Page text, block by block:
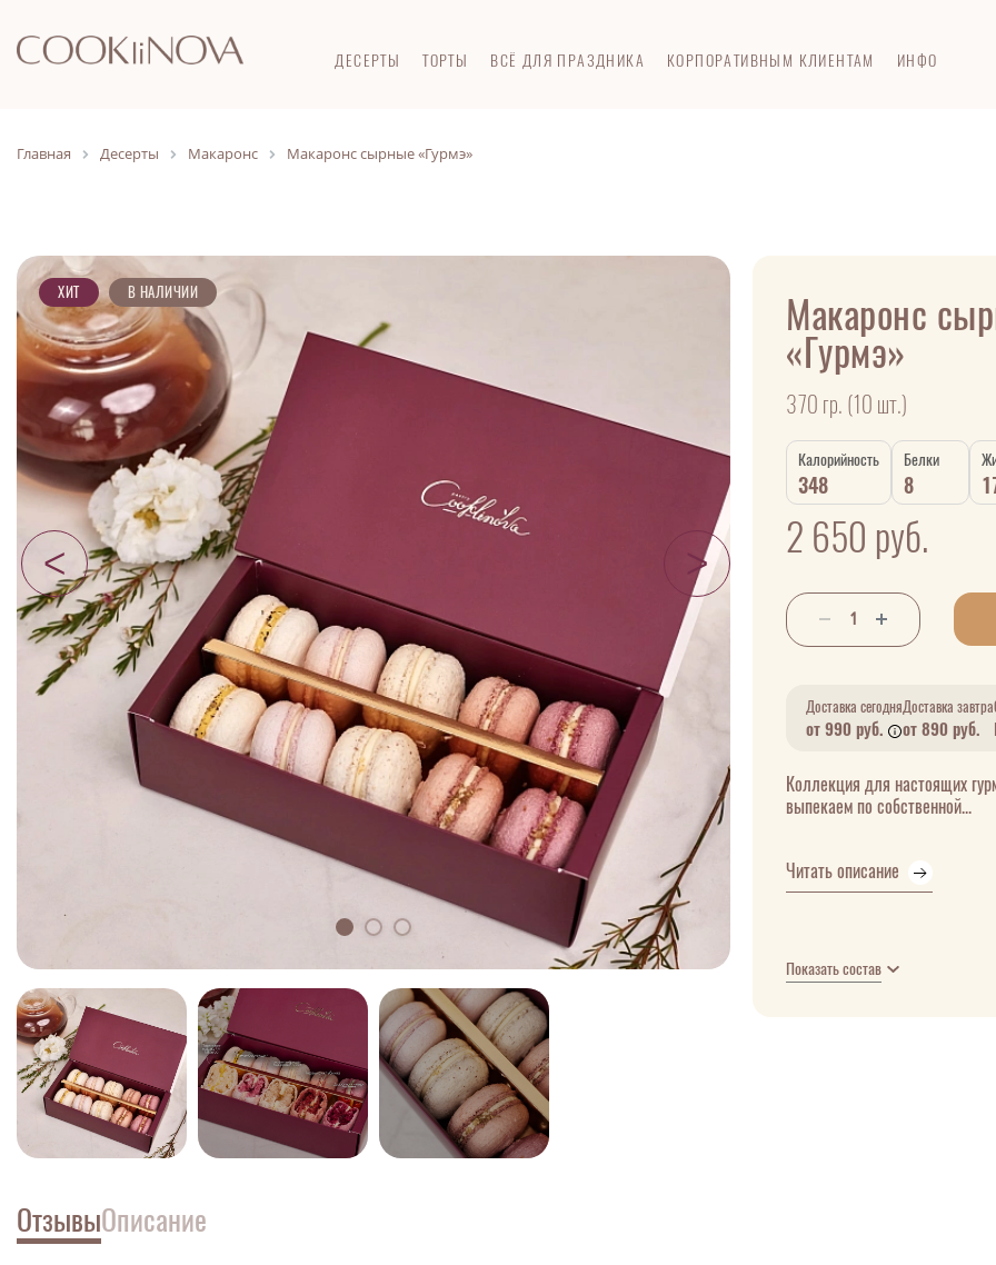
ДЕСЕРТЫ ТОРТЫ ВСЁ ДЛЯ ПРАЗДНИКА КОРПОРАТИВНЫМ КЛИЕНТАМ ИНФО
Главная Десерты Макаронс Макаронс сырные «Гурмэ»
ХИТ В НАЛИЧИИ Макаронс
«Гурмэ»
370 гр. (10 шт.)
Калорийность
348
Белки
8
2 650 руб.
Доставка сегодня
от 990 руб.
Доставка завтра
от 890 руб.
Коллекция для настоящих
выпекаем по собственной...
Читать описание
Показать состав
ОтзывыОписание